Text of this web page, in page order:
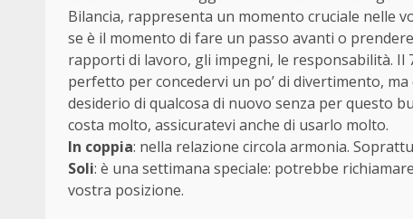
Bilancia, rappresenta un momento cruciale nelle
se è il momento di fare un passo avanti o
rapporti di lavoro, gli impegni, le responsabilità.
perfetto per concedervi un po’ di divertimento,
desiderio di qualcosa di nuovo senza per questo
costa molto, assicuratevi anche di usarlo molto.
In coppia: nella relazione circola armonia.
Soli: è una settimana speciale: potrebbe
vostra posizione.